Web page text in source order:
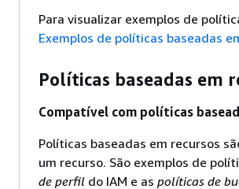
Para visualizar exemplos de
Exemplos de políticas baseadas
Políticas baseadas em
Compatível com políticas
Políticas baseadas em recursos
um recurso. São exemplos de
de perfil do IAM e as políticas de